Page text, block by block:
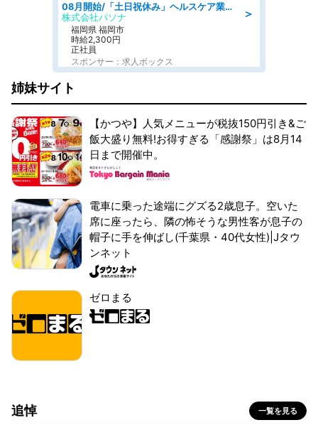
＞
08月開始/「土日祝休み」ヘルスケア業界の産業保健師/高時給/未経験OK/要資格:保健師、正看護師
株式会社パソナ
福岡県 福岡市
時給2,300円
正社員
スポンサー：求人ボックス
姉妹サイト
【かつや】人気メニューが税抜150円引き&ご
飯大盛り無料!お得すぎる「感謝祭」は8月14
日まで開催中。
電車に乗った途端にグズる2歳息子。空いた
席に座ったら、隣の怖そうな男性客が息子の
帽子に手を伸ばし(千葉県・40代女性)|Jタウ
ンネット
ゼロまる
追悼 一覧を見る